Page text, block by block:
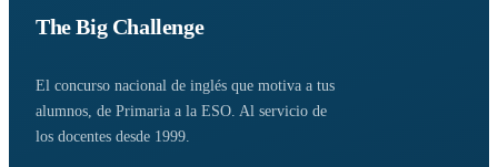
The Big Challenge
El concurso nacional de inglés que motiva a tus
alumnos, de Primaria a la ESO. Al servicio de
los docentes desde 1999.